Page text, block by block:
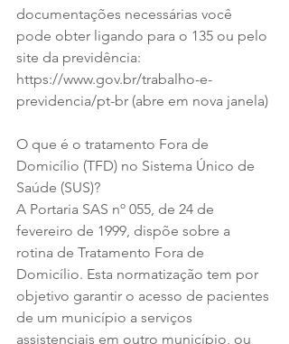
documentações necessárias você
pode obter ligando para o 135 ou pelo
site da previdência:
https://www.gov.br/trabalho-e-
previdencia/pt-br (abre em nova janela)
O que é o tratamento Fora de
Domicílio (TFD) no Sistema Único de
Saúde (SUS)?
A Portaria SAS nº 055, de 24 de
fevereiro de 1999, dispõe sobre a
rotina de Tratamento Fora de
Domicílio. Esta normatização tem por
objetivo garantir o acesso de pacientes
de um município a serviços
assistenciais em outro município, ou